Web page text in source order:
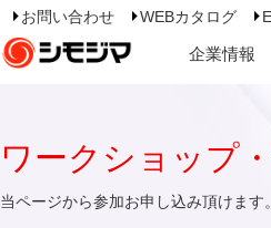
お問い合わせ WEBカタログ
企業情報
ワークショップ
当ページから参加お申し込み頂けます。